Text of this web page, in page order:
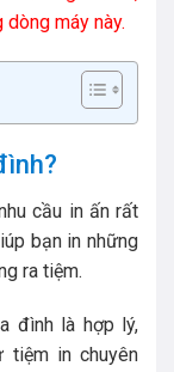
máy này.
cầu in ấn rất
bạn in những
ra tiệm.
đình là hợp lý,
tiệm in chuyên